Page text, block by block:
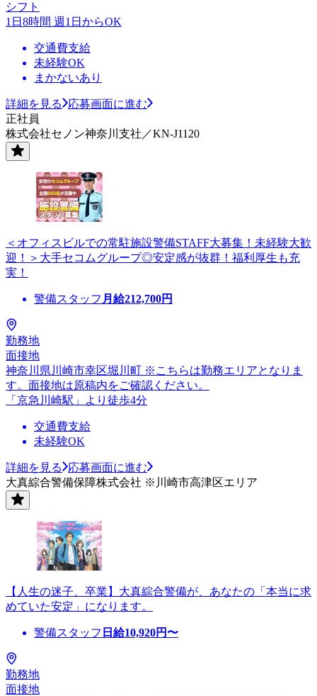
シフト
1日8時間 週1日からOK
交通費支給
未経験OK
まかないあり
詳細を見る
応募画面に進む
正社員
株式会社セノン神奈川支社／KN-J1120
＜オフィスビルでの常駐施設警備STAFF大募集！未経験大歓
迎！＞大手セコムグループ◎安定感が抜群！福利厚生も充
実！
警備スタッフ 月給212,700円
勤務地
面接地
神奈川県川崎市幸区堀川町 ※こちらは勤務エリアとなりま
す。面接地は原稿内をご確認ください。
「京急川崎駅」より徒歩4分
交通費支給
未経験OK
詳細を見る
応募画面に進む
大真綜合警備保障株式会社 ※川崎市高津区エリア
【人生の迷子、卒業】大真綜合警備が、あなたの「本当に求
めていた安定」になります。
警備スタッフ 日給10,920円〜
勤務地
面接地